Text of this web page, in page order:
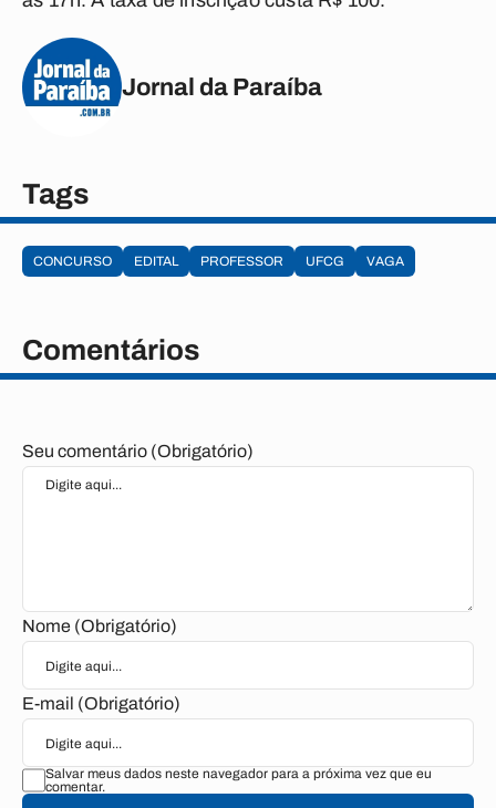
Jornal da Paraíba
Tags
CONCURSO EDITAL PROFESSOR UFCG VAGA
Comentários
Seu comentário (Obrigatório)
Nome (Obrigatório)
E-mail (Obrigatório)
Salvar meus dados neste navegador para a próxima vez que eu
comentar.